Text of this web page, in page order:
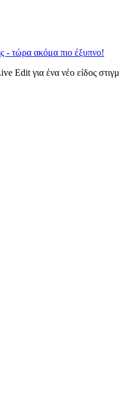
- τώρα ακόμα πιο έξυπνο!
Edit για ένα νέο είδος